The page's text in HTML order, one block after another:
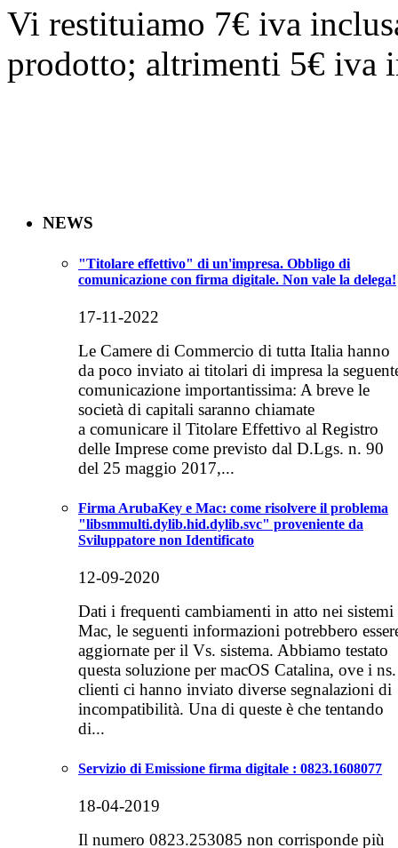
Vi restituiamo 7€ iva
prodotto; altrimenti 5€ iva
NEWS
"Titolare effettivo" di un'impresa. Obbligo di
comunicazione con firma digitale. Non vale la delega!
17-11-2022
Le Camere di Commercio di tutta Italia hanno
da poco inviato ai titolari di impresa la
comunicazione importantissima: A breve le
società di capitali saranno chiamate
a comunicare il Titolare Effettivo al Registro
delle Imprese come previsto dal D.Lgs. n. 90
del 25 maggio 2017,...
Firma ArubaKey e Mac: come risolvere il problema
"libsmmulti.dylib.hid.dylib.svc" proveniente da
Sviluppatore non Identificato
12-09-2020
Dati i frequenti cambiamenti in atto nei sistemi
Mac, le seguenti informazioni potrebbero
aggiornate per il Vs. sistema. Abbiamo testato
questa soluzione per macOS Catalina, ove i ns.
clienti ci hanno inviato diverse segnalazioni di
incompatibilità. Una di queste è che tentando
di...
Servizio di Emissione firma digitale : 0823.1608077
18-04-2019
Il numero 0823.253085 non corrisponde più